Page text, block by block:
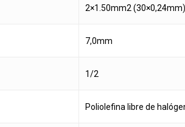
2×1.50mm2
7,0mm
1/2
Poliolefina libre de